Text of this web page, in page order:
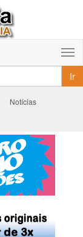
Ir
Notícias